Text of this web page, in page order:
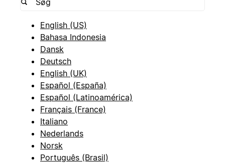
English (US)
Bahasa Indonesia
Dansk
Deutsch
English (UK)
Español (España)
Español (Latinoamérica)
Français (France)
Italiano
Nederlands
Norsk
Português (Brasil)